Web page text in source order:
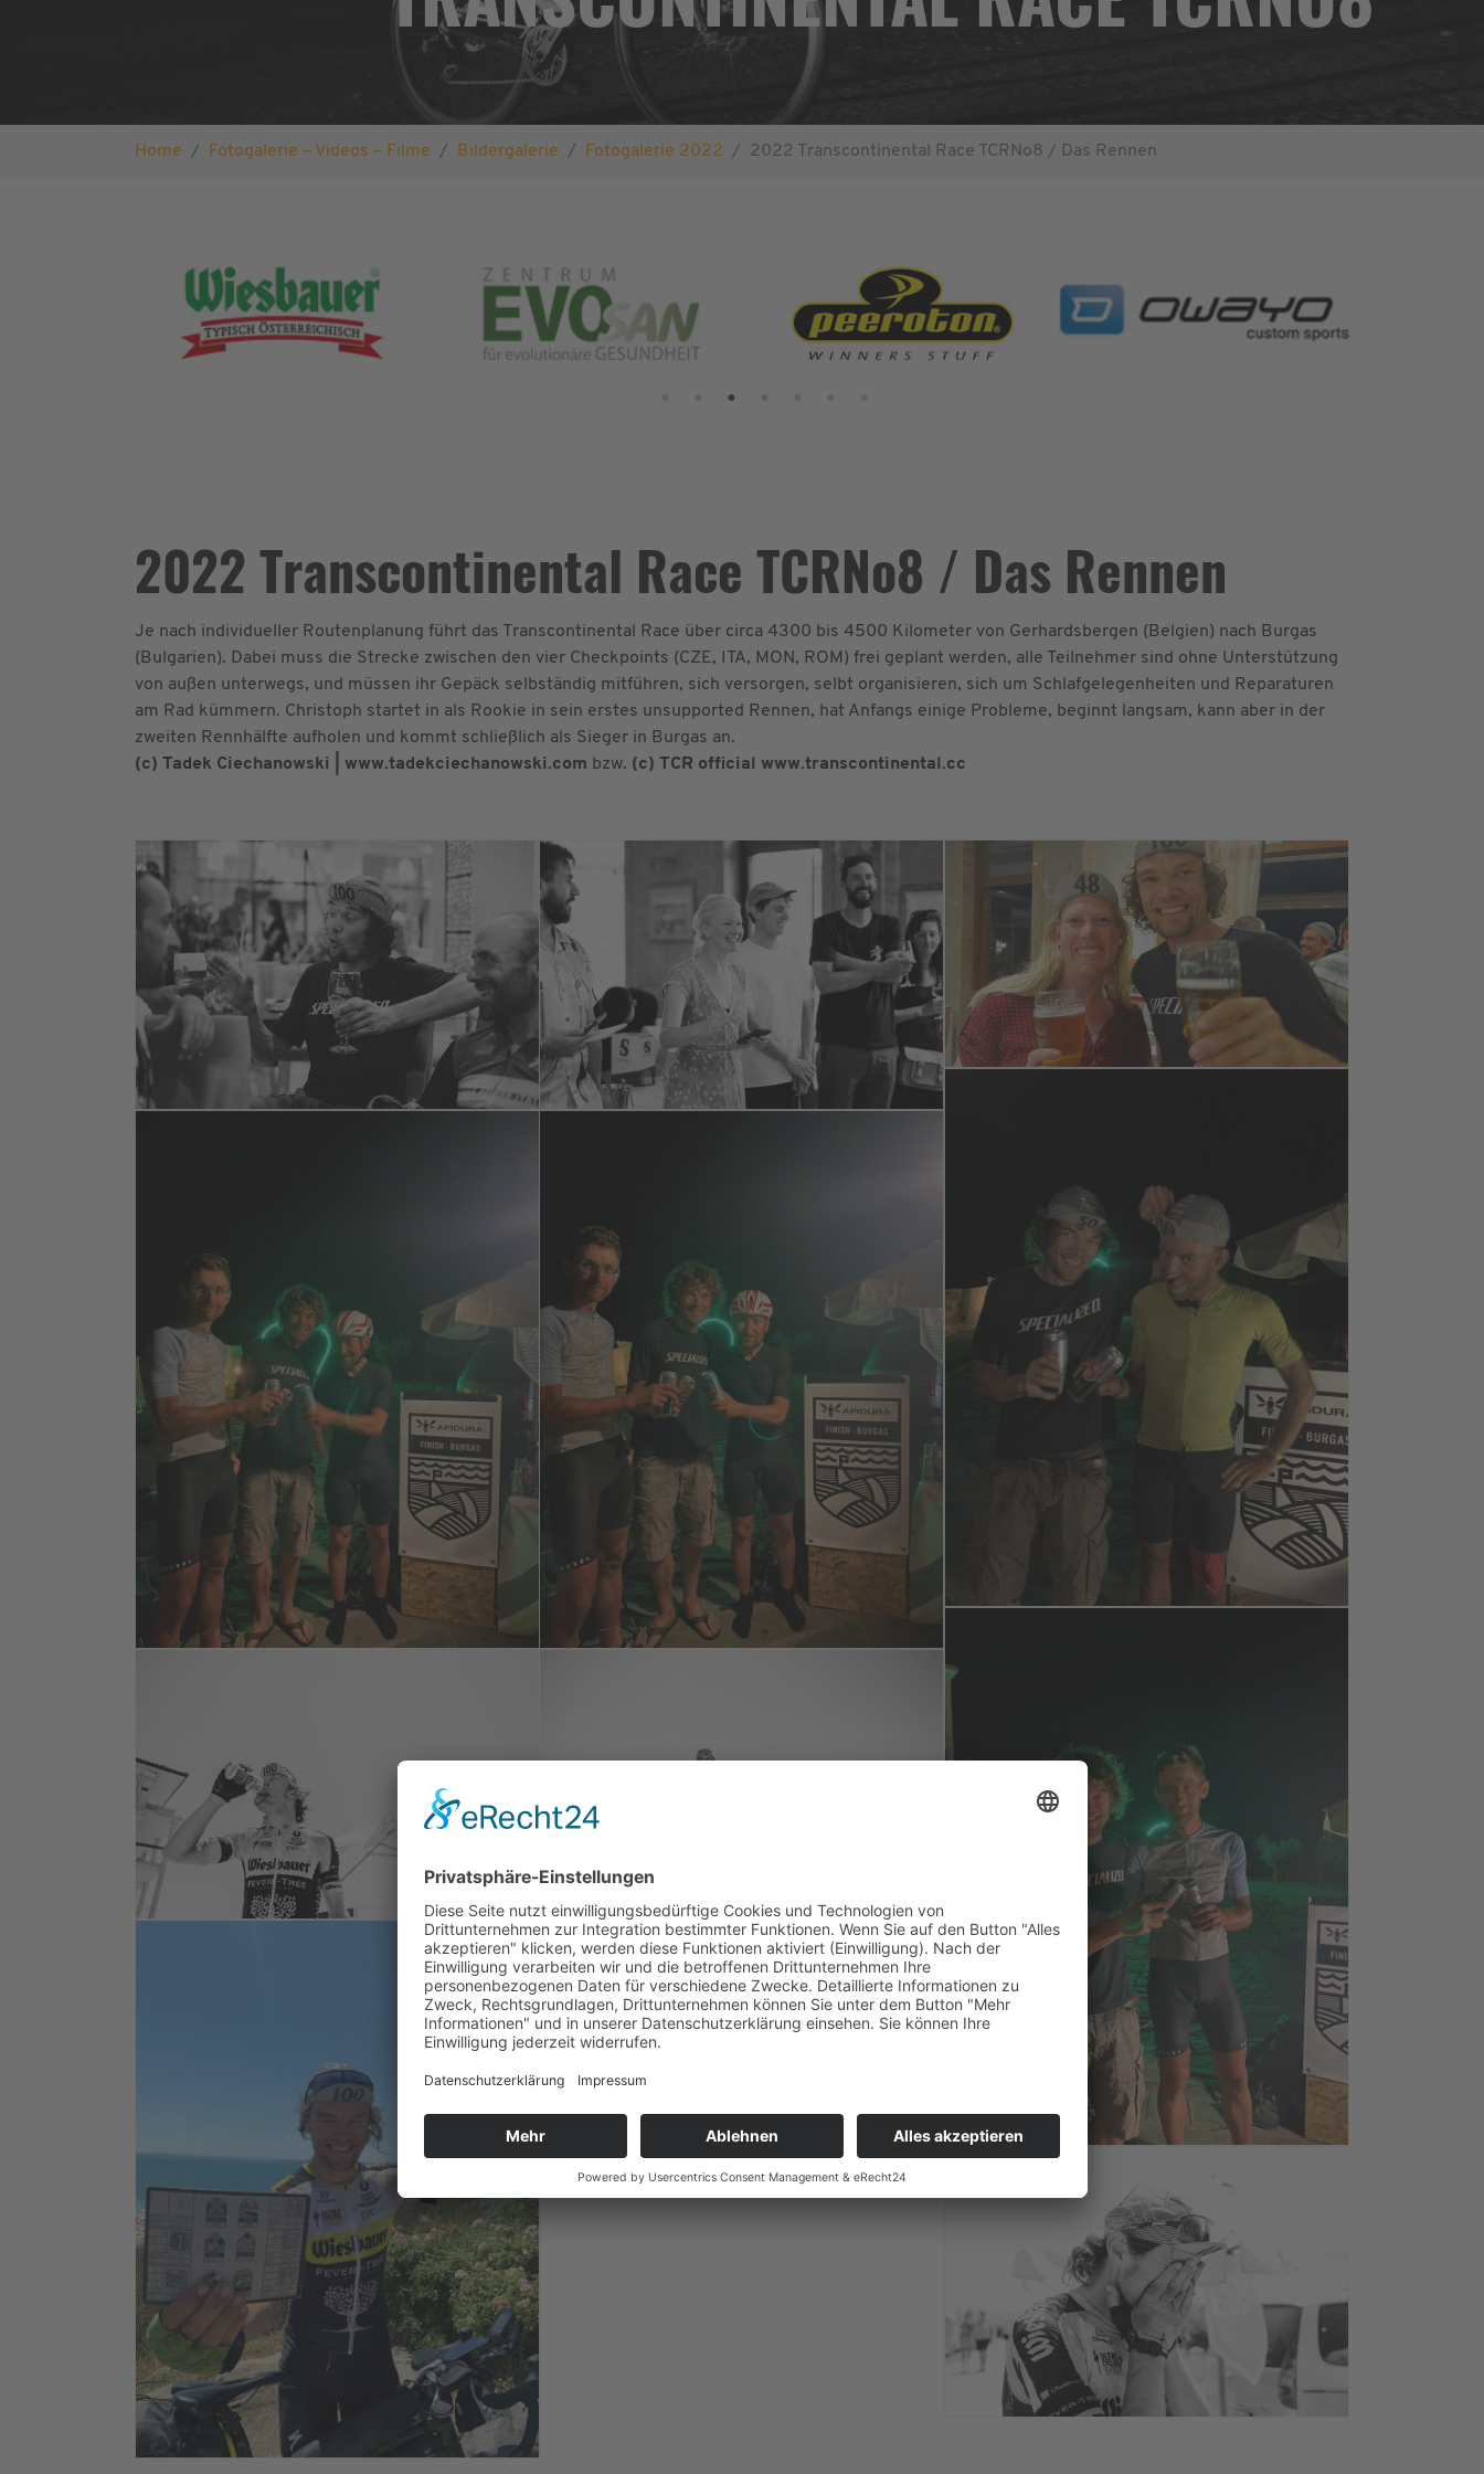
Home
Fotogalerie – Videos – Filme Bildergalerie Fotogalerie 2022 2022 Transcontinental Race TCRNo8 / Das Rennen
2022 Transcontinental Race TCRNo8 / Das Rennen
Je nach individueller Routenplanung führt das Transcontinental Race über circa 4300 bis 4500 Kilometer von Gerhardsbergen (Belgien) nach Burgas
(Bulgarien). Dabei muss die Strecke zwischen den vier Checkpoints (CZE, ITA, MON, ROM) frei geplant werden, alle Teilnehmer sind ohne Unterstützung
von außen unterwegs, und müssen ihr Gepäck selbständig mitführen, sich versorgen, selbt organisieren, sich um Schlafgelegenheiten und Reparaturen
am Rad kümmern. Christoph startet in als Rookie in sein erstes unsupported Rennen, hat Anfangs einige Probleme, beginnt langsam, kann aber in der
zweiten Rennhälfte aufholen und kommt schließlich als Sieger in Burgas an.
(c) Tadek Ciechanowski | www.tadekciechanowski.com bzw. (c) TCR official www.transcontinental.cc